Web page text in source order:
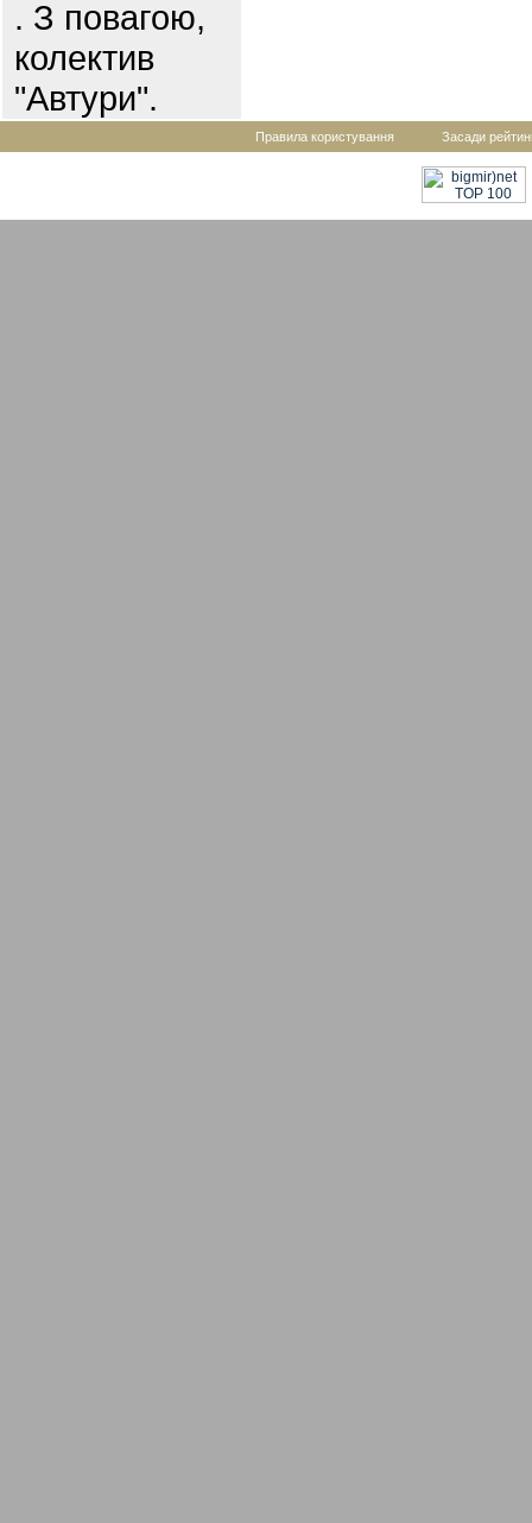
. З повагою,
колектив
"Автури".
Правила користування Засади